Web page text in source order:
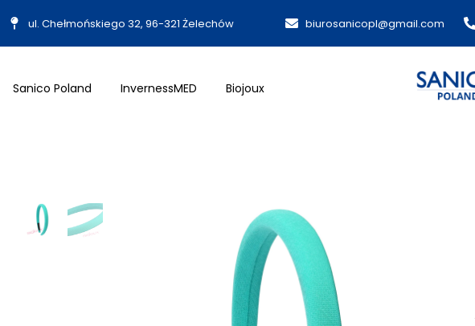
ul. Chełmońskiego 32, 96-321 Żelechów biurosanicopl@gmail.com​
Sanico Poland InvernessMED Biojoux